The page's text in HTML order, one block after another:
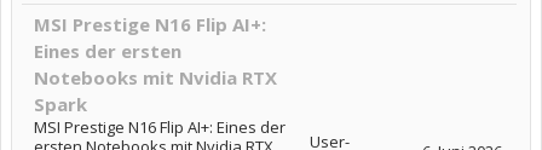
MSI Prestige N16 Flip AI+:
Eines der ersten
Notebooks mit Nvidia RTX
Spark
MSI Prestige N16 Flip AI+: Eines der
User-